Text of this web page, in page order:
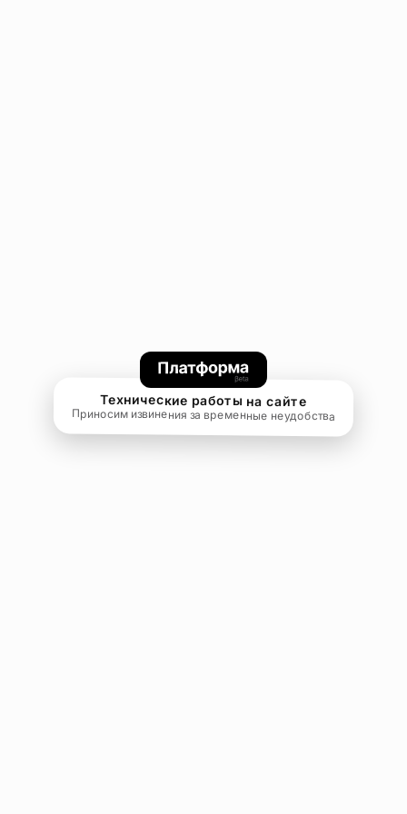
Технические работы на сайте
Приносим извинения за временные неудобства